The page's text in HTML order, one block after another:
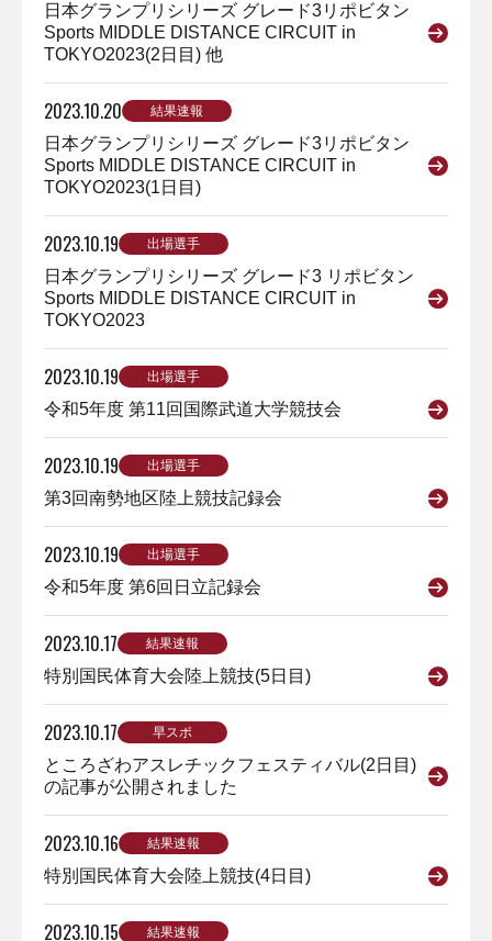
日本グランプリシリーズ グレード3リポビタン
Sports MIDDLE DISTANCE CIRCUIT in
TOKYO2023(2日目) 他
2023.10.20 結果速報
日本グランプリシリーズ グレード3リポビタン
Sports MIDDLE DISTANCE CIRCUIT in
TOKYO2023(1日目)
2023.10.19 出場選手
日本グランプリシリーズ グレード3 リポビタン
Sports MIDDLE DISTANCE CIRCUIT in
TOKYO2023
2023.10.19 出場選手
令和5年度 第11回国際武道大学競技会
2023.10.19 出場選手
第3回南勢地区陸上競技記録会
2023.10.19 出場選手
令和5年度 第6回日立記録会
2023.10.17 結果速報
特別国民体育大会陸上競技(5日目)
2023.10.17 早スポ
ところざわアスレチックフェスティバル(2日目)
の記事が公開されました
2023.10.16 結果速報
特別国民体育大会陸上競技(4日目)
2023.10.15 結果速報